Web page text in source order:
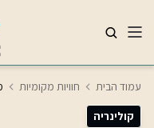
עמוד הבית חוויות מקומיות
קולינריה